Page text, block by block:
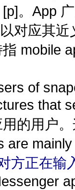
。App
对应其
mobile
of
that
的用户
are
方正在输